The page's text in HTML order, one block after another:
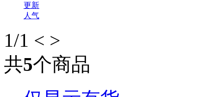
更新
人气
1/1 < >
共5个商品